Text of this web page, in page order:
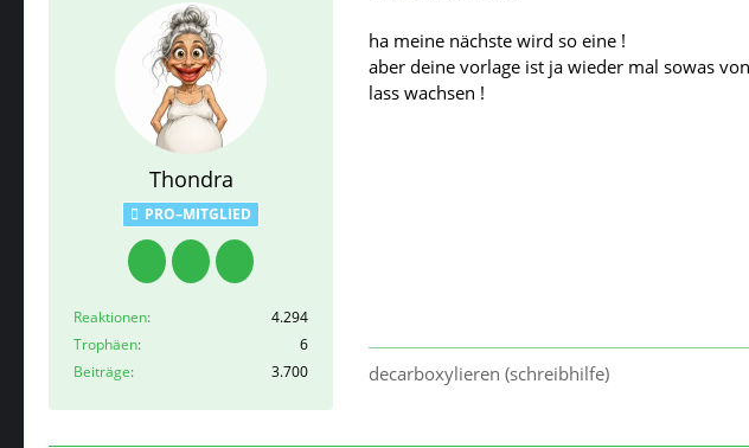
Thondra
PRO–MITGLIED
Reaktionen
4.294
Trophäen
6
Beiträge
3.700
ha meine nächste wird so eine !
aber deine vorlage ist ja wieder mal sowas
lass wachsen !
decarboxylieren (schreibhilfe)